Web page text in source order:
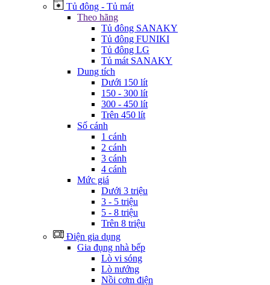
Tủ đông - Tủ mát
Theo hãng
Tủ đông SANAKY
Tủ đông FUNIKI
Tủ đông LG
Tủ mát SANAKY
Dung tích
Dưới 150 lít
150 - 300 lít
300 - 450 lít
Trên 450 lít
Số cánh
1 cánh
2 cánh
3 cánh
4 cánh
Mức giá
Dưới 3 triệu
3 - 5 triệu
5 - 8 triệu
Trên 8 triệu
Điện gia dụng
Gia đụng nhà bếp
Lò vi sóng
Lò nướng
Nồi cơm điện